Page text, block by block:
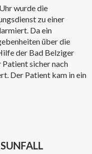
wurde die
zu einer
Da ein
über die
der Bad Belziger
sicher nach
Der Patient kam in ein